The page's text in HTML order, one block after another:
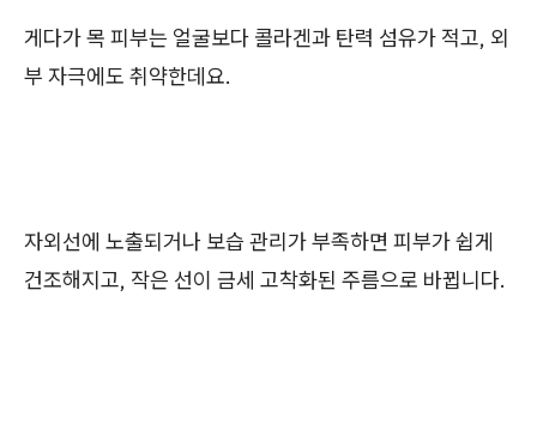
게다가 목 피부는 얼굴보다 콜라겐과 탄력 섬유가 적고, 외
부 자극에도 취약한데요.
자외선에 노출되거나 보습 관리가 부족하면 피부가 쉽게
건조해지고, 작은 선이 금세 고착화된 주름으로 바뀝니다.